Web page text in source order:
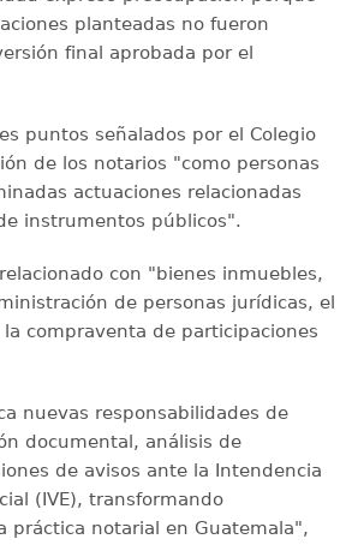
planteadas no fueron
final aprobada por el
puntos señalados por el Colegio
de los notarios "como personas
actuaciones relacionadas
instrumentos públicos".
con "bienes inmuebles,
de personas jurídicas, el
compraventa de participaciones
nuevas responsabilidades de
documental, análisis de
de avisos ante la Intendencia
(IVE), transformando
práctica notarial en Guatemala",